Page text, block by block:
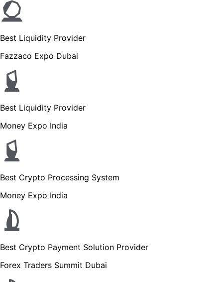
Best Liquidity Provider
Fazzaco Expo Dubai
Best Liquidity Provider
Money Expo India
Best Crypto Processing System
Money Expo India
Best Crypto Payment Solution Provider
Forex Traders Summit Dubai